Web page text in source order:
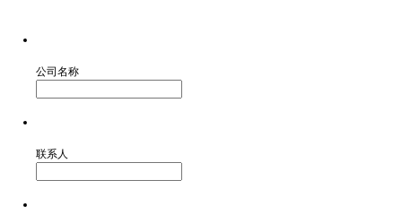
公司名称
联系人